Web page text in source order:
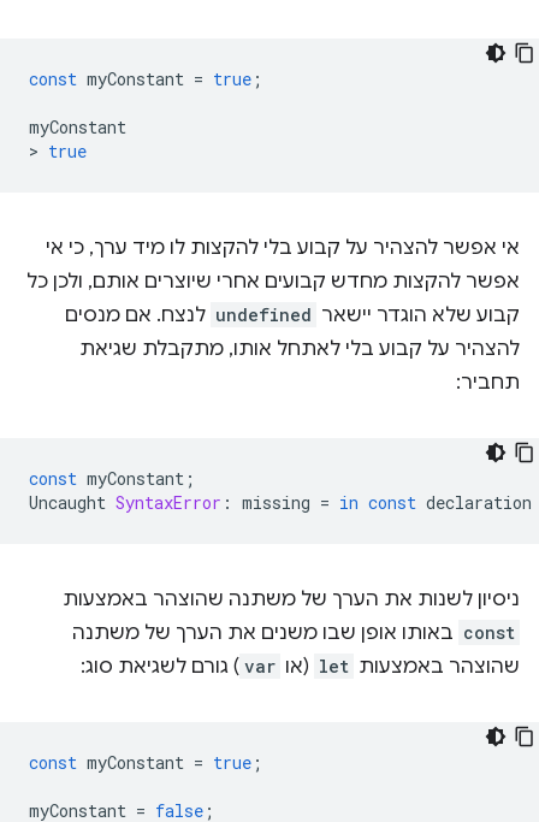
const myConstant = true ;
myConstant
> true
אי אפשר להצהיר על קבוע בלי להקצות לו מיד ערך, כי אי
אפשר להקצות מחדש קבועים אחרי שיוצרים אותם, ולכן כל
קבוע שלא הוגדר יישאר undefined לנצח. אם מנסים
להצהיר על קבוע בלי לאתחל אותו, מתקבלת שגיאת
תחביר:
const myConstant ;
Uncaught SyntaxError : missing = in const declaration
ניסיון לשנות את הערך של משתנה שהוצהר באמצעות
const באותו אופן שבו משנים את הערך של משתנה
שהוצהר באמצעות let (או var ) גורם לשגיאת סוג:
const myConstant = true ;
myConstant = false ;